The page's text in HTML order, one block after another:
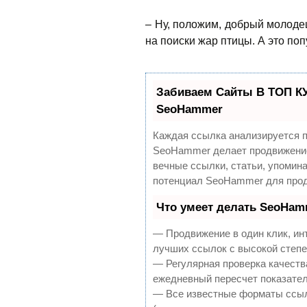
– Ну, положим, добрый
на поиски жар птицы. А это
Забиваем Сайты В ТОП
SeoHammer
Каждая ссылка анализируется
SeoHammer делает
вечные ссылки, статьи,
потенциал SeoHammer для
Что умеет делать
— Продвижение в один клик,
лучших ссылок с высокой
— Регулярная проверка
ежедневный пересчет
— Все известные форматы